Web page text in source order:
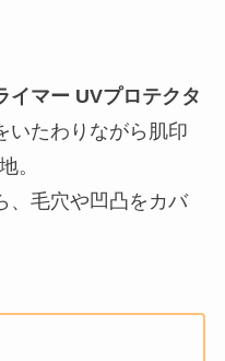
イマー UVプロテクタ
いたわりながら肌印
。
、毛穴や凹凸をカバ